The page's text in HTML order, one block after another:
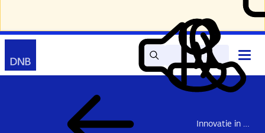
Zoek Lees
voor
Mijn
DNB
Contact
Innovatie in betalen en bankieren